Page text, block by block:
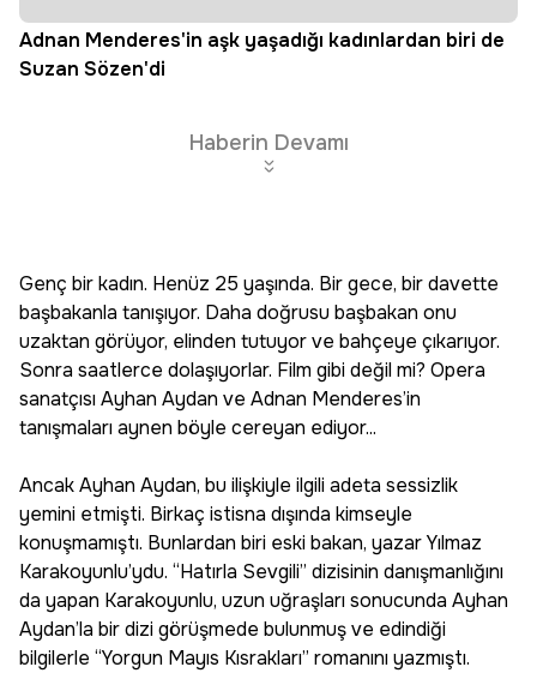
Adnan Menderes'in aşk yaşadığı kadınlardan biri de
Suzan Sözen'di
Haberin Devamı
Genç bir kadın. Henüz 25 yaşında. Bir gece, bir davette
başbakanla tanışıyor. Daha doğrusu başbakan onu
uzaktan görüyor, elinden tutuyor ve bahçeye çıkarıyor.
Sonra saatlerce dolaşıyorlar. Film gibi değil mi? Opera
sanatçısı Ayhan Aydan ve Adnan Menderes’in
tanışmaları aynen böyle cereyan ediyor...
Ancak Ayhan Aydan, bu ilişkiyle ilgili adeta sessizlik
yemini etmişti. Birkaç istisna dışında kimseyle
konuşmamıştı. Bunlardan biri eski bakan, yazar Yılmaz
Karakoyunlu’ydu. “Hatırla Sevgili” dizisinin danışmanlığını
da yapan Karakoyunlu, uzun uğraşları sonucunda Ayhan
Aydan’la bir dizi görüşmede bulunmuş ve edindiği
bilgilerle “Yorgun Mayıs Kısrakları” romanını yazmıştı.